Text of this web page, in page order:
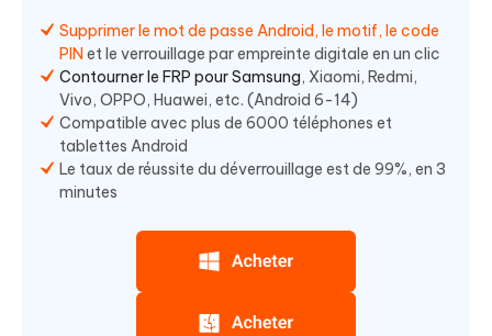
Supprimer le mot de passe Android, le motif, le code
PIN et le verrouillage par empreinte digitale en un clic
Contourner le FRP pour Samsung, Xiaomi, Redmi,
Vivo, OPPO, Huawei, etc. (Android 6-14)
Compatible avec plus de 6000 téléphones et
tablettes Android
Le taux de réussite du déverrouillage est de 99%, en 3
minutes